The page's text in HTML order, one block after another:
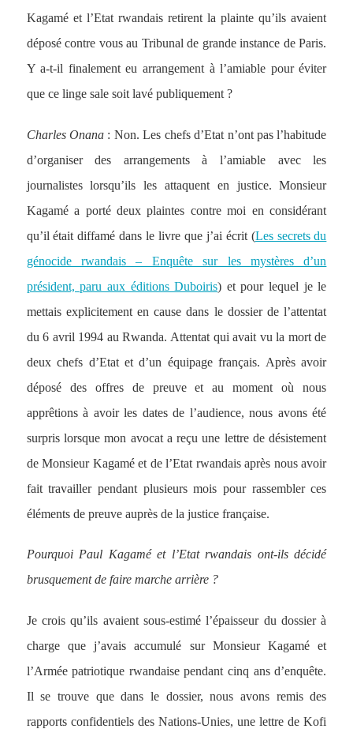
Kagamé et l’Etat rwandais retirent la plainte qu’ils avaient
déposé contre vous au Tribunal de grande instance de Paris.
Y a-t-il finalement eu arrangement à l’amiable pour éviter
que ce linge sale soit lavé publiquement ?
Charles Onana : Non. Les chefs d’Etat n’ont pas l’habitude
d’organiser des arrangements à l’amiable avec les
journalistes lorsqu’ils les attaquent en justice. Monsieur
Kagamé a porté deux plaintes contre moi en considérant
qu’il était diffamé dans le livre que j’ai écrit (Les secrets du
génocide rwandais – Enquête sur les mystères d’un
président, paru aux éditions Duboiris) et pour lequel je le
mettais explicitement en cause dans le dossier de l’attentat
du 6 avril 1994 au Rwanda. Attentat qui avait vu la mort de
deux chefs d’Etat et d’un équipage français. Après avoir
déposé des offres de preuve et au moment où nous
apprêtions à avoir les dates de l’audience, nous avons été
surpris lorsque mon avocat a reçu une lettre de désistement
de Monsieur Kagamé et de l’Etat rwandais après nous avoir
fait travailler pendant plusieurs mois pour rassembler ces
éléments de preuve auprès de la justice française.
Pourquoi Paul Kagamé et l’Etat rwandais ont-ils décidé
brusquement de faire marche arrière ?
Je crois qu’ils avaient sous-estimé l’épaisseur du dossier à
charge que j’avais accumulé sur Monsieur Kagamé et
l’Armée patriotique rwandaise pendant cinq ans d’enquête.
Il se trouve que dans le dossier, nous avons remis des
rapports confidentiels des Nations-Unies, une lettre de Kofi